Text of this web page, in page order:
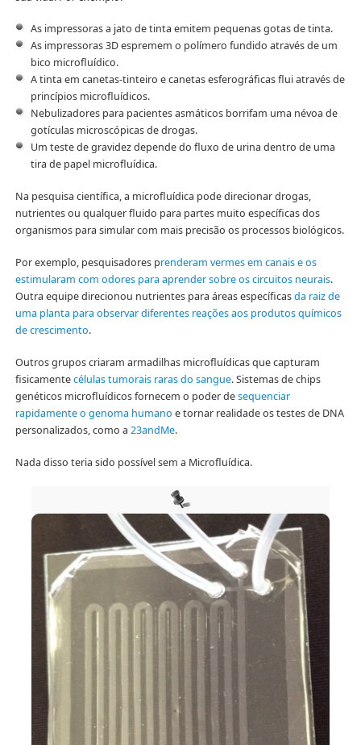
As impressoras a jato de tinta emitem pequenas gotas de tinta.
As impressoras 3D espremem o polímero fundido através de um
bico microfluídico.
A tinta em canetas-tinteiro e canetas esferográficas flui através de
princípios microfluídicos.
Nebulizadores para pacientes asmáticos borrifam uma névoa de
gotículas microscópicas de drogas.
Um teste de gravidez depende do fluxo de urina dentro de uma
tira de papel microfluídica.
Na pesquisa científica, a microfluídica pode direcionar drogas,
nutrientes ou qualquer fluido para partes muito específicas dos
organismos para simular com mais precisão os processos biológicos.
Por exemplo, pesquisadores prenderam vermes em canais e os
estimularam com odores para aprender sobre os circuitos neurais.
Outra equipe direcionou nutrientes para áreas específicasda raiz de
uma planta para observar diferentes reações aos produtos químicos
de crescimento.
Outros grupos criaram armadilhas microfluídicas que capturam
fisicamentecélulas tumorais raras do sangue. Sistemas de chips
genéticos microfluídicos fornecem o poder desequenciar
rapidamente o genoma humano e tornar realidade os testes de DNA
personalizados, como a 23andMe.
Nada disso teria sido possível sem a Microfluídica.